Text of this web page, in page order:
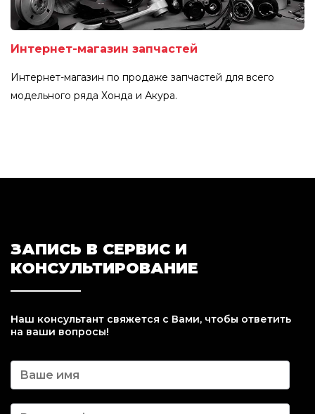
Интернет-магазин запчастей
Интернет-магазин по продаже запчастей для всего
модельного ряда Хонда и Акура.
ЗАПИСЬ В СЕРВИС И
КОНСУЛЬТИРОВАНИЕ
Наш консультант свяжется с Вами, чтобы ответить
на ваши вопросы!